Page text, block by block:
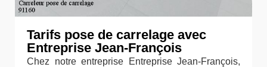
Tarifs pose de carrelage avec
Entreprise Jean-François
Chez notre entreprise Entreprise Jean-François,